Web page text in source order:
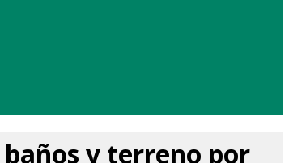
y terreno por